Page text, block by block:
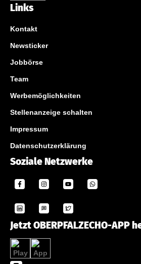
Links
Kontakt
Newsticker
Jobbörse
Team
Werbemöglichkeiten
Stellenanzeige schalten
Impressum
Datenschutzerklärung
Soziale Netzwerke
Jetzt OBERPFALZECHO-APP